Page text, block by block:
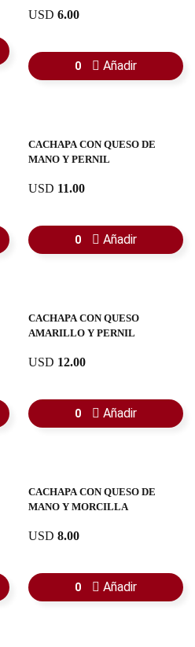
USD 6.00
0 Añadir
CACHAPA CON QUESO DE
MANO Y PERNIL
USD 11.00
0 Añadir
CACHAPA CON QUESO
AMARILLO Y PERNIL
USD 12.00
0 Añadir
CACHAPA CON QUESO DE
MANO Y MORCILLA
USD 8.00
0 Añadir